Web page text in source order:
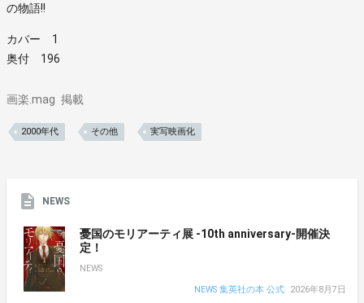
の物語!!
カバー 1
奥付 196
画楽.mag 掲載
2000年代 その他 実写映画化
NEWS
憂国のモリアーティ展 -10th anniversary-開催決
定！
NEWS
NEWS 集英社の本 公式
2026年8月7日